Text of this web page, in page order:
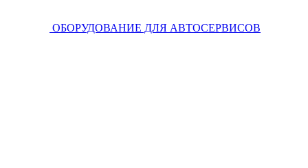
ОБОРУДОВАНИЕ ДЛЯ АВТОСЕРВИСОВ